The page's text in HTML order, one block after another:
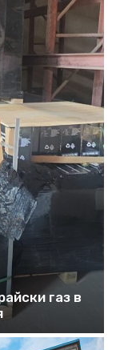
газ в